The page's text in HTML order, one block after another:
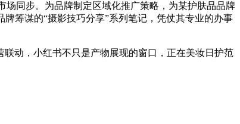
同步。为品牌制定区域化推广策略，为某护肤品品牌
筹谋的“摄影技巧分享”系列笔记，凭仗其专业的办事
动，小红书不只是产物展现的窗口，正在美妆日护范